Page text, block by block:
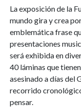
La exposición de la
mundo gira y crea
emblemática frase
presentaciones
será exhibida en
40 láminas que
asesinado a días del
recorrido
pensar.